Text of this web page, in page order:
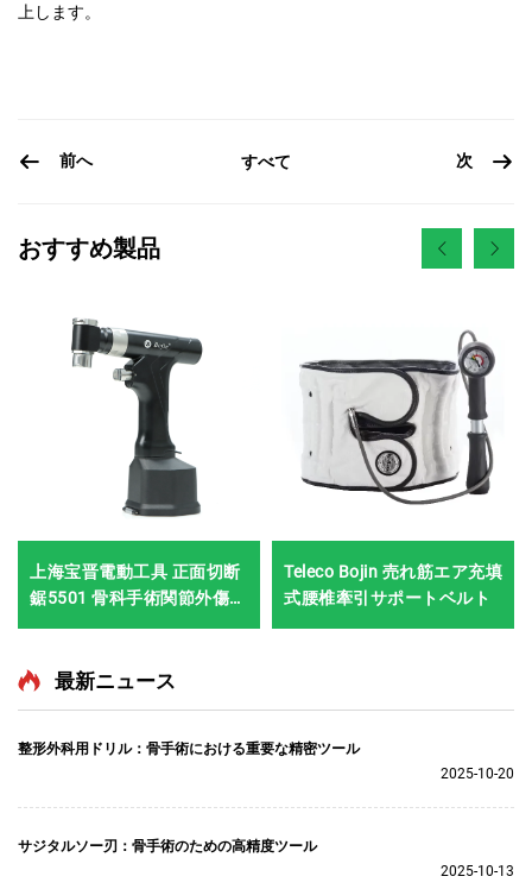
上します。
前へ すべて 次
おすすめ製品
上海宝晋電動工具 正面切断
鋸5501 骨科手術関節外傷用
Teleco Bojin 売れ筋エア充填
式腰椎牽引サポートベルト
最新ニュース
整形外科用ドリル：骨手術における重要な精密ツール
2025-10-20
サジタルソー刃：骨手術のための高精度ツール
2025-10-13